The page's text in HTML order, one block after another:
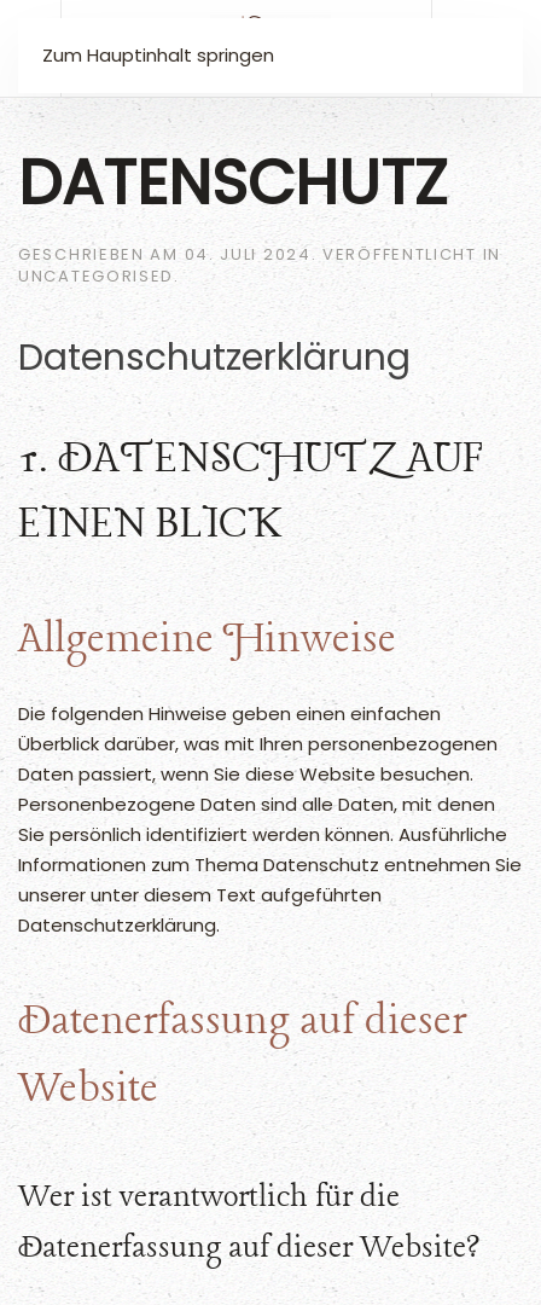
Zum Hauptinhalt springen
DATENSCHUTZ
GESCHRIEBEN AM 04. JULI 2024 . VERÖFFENTLICHT IN
UNCATEGORISED .
Datenschutz­erklärung
1. DATENSCHUTZ AUF
EINEN BLICK
Allgemeine Hinweise
Die folgenden Hinweise geben einen einfachen
Überblick darüber, was mit Ihren personenbezogenen
Daten passiert, wenn Sie diese Website besuchen.
Personenbezogene Daten sind alle Daten, mit denen
Sie persönlich identifiziert werden können. Ausführliche
Informationen zum Thema Datenschutz entnehmen Sie
unserer unter diesem Text aufgeführten
Datenschutzerklärung.
Datenerfassung auf dieser
Website
Wer ist verantwortlich für die
Datenerfassung auf dieser Website?